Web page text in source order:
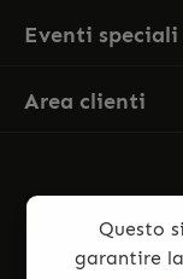
Eventi speciali
Area clienti
Questo
garantire